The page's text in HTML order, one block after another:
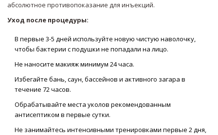
абсолютное противопоказание для инъекций.
Уход после процедуры:
В первые 3-5 дней используйте новую чистую наволочку,
чтобы бактерии с подушки не попадали на лицо.
Не наносите макияж минимум 24 часа.
Избегайте бань, саун, бассейнов и активного загара в
течение 72 часов.
Обрабатывайте места уколов рекомендованным
антисептиком в первые сутки.
Не занимайтесь интенсивными тренировками первые 2 дня,